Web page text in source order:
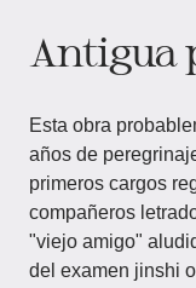
Antigua
Esta obra
años de
primeros cargos
compañeros
"viejo amigo"
del examen jinshi